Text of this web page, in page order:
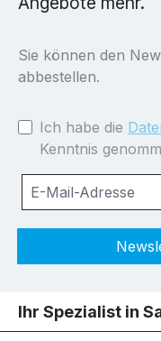
Sie können den
abbestellen.
Ich habe die
Kenntnis
Ihr Spezialist in